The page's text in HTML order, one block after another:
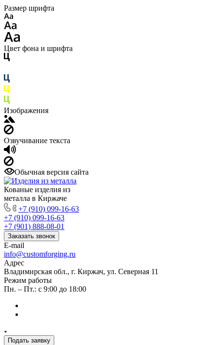
Размер шрифта
Цвет фона и шрифта
Изображения
Озвучивание текста
Обычная версия сайта
Кованые изделия из
металла в Киржаче
+7 (910) 099-16-63
+7 (910) 099-16-63
+7 (901) 888-08-01
Заказать звонок
E-mail
info@customforging.ru
Адрес
Владимирская обл., г. Киржач, ул. Северная 11
Режим работы
Пн. – Пт.: с 9:00 до 18:00
Подать заявку